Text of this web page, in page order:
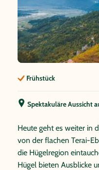
Nationen umgeben den
eine beeindruckende
Pilger können hier
dieser inspirierenden
Buddhismus
Friedens und des
bietet eine einzigartige
bemerkenswerten
Frühstück
Spektakuläre Aussicht
Heute geht es weiter in
von der flachen Terai-
die Hügelregion
Hügel bieten Ausblicke